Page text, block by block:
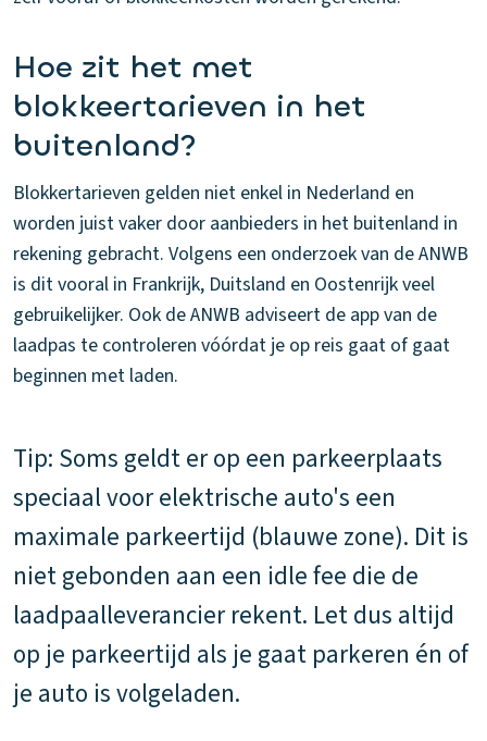
Hoe zit het met
blokkeertarieven in het
buitenland?
Blokkertarieven gelden niet enkel in Nederland en
worden juist vaker door aanbieders in het buitenland in
rekening gebracht. Volgens een onderzoek van de ANWB
is dit vooral in Frankrijk, Duitsland en Oostenrijk veel
gebruikelijker. Ook de ANWB adviseert de app van de
laadpas te controleren vóórdat je op reis gaat of gaat
beginnen met laden.
Tip: Soms geldt er op een parkeerplaats
speciaal voor elektrische auto's een
maximale parkeertijd (blauwe zone). Dit is
niet gebonden aan een idle fee die de
laadpaalleverancier rekent. Let dus altijd
op je parkeertijd als je gaat parkeren én of
je auto is volgeladen.